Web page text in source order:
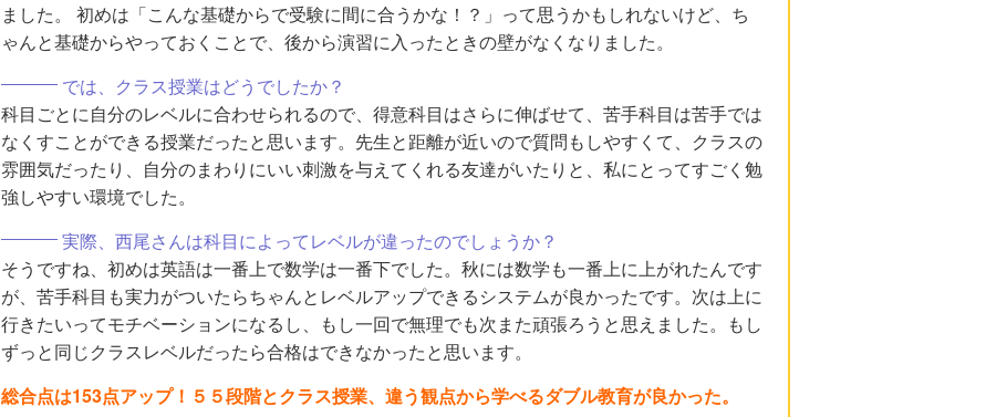
ました。 初めは「こんな基礎からで受験に間に合うかな！？」って思うかもしれないけど、ち
ゃんと基礎からやっておくことで、後から演習に入ったときの壁がなくなりました。
では、クラス授業はどうでしたか？
科目ごとに自分のレベルに合わせられるので、得意科目はさらに伸ばせて、苦手科目は苦手では
なくすことができる授業だったと思います。先生と距離が近いので質問もしやすくて、クラスの
雰囲気だったり、自分のまわりにいい刺激を与えてくれる友達がいたりと、私にとってすごく勉
強しやすい環境でした。
実際、西尾さんは科目によってレベルが違ったのでしょうか？
そうですね、初めは英語は一番上で数学は一番下でした。秋には数学も一番上に上がれたんです
が、苦手科目も実力がついたらちゃんとレベルアップできるシステムが良かったです。次は上に
行きたいってモチベーションになるし、もし一回で無理でも次また頑張ろうと思えました。もし
ずっと同じクラスレベルだったら合格はできなかったと思います。
総合点は153点アップ！５５段階とクラス授業、違う観点から学べるダブル教育が良かった。